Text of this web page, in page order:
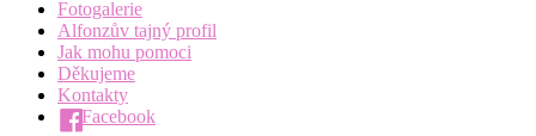
Fotogalerie
Alfonzův tajný profil
Jak mohu pomoci
Děkujeme
Kontakty
Facebook